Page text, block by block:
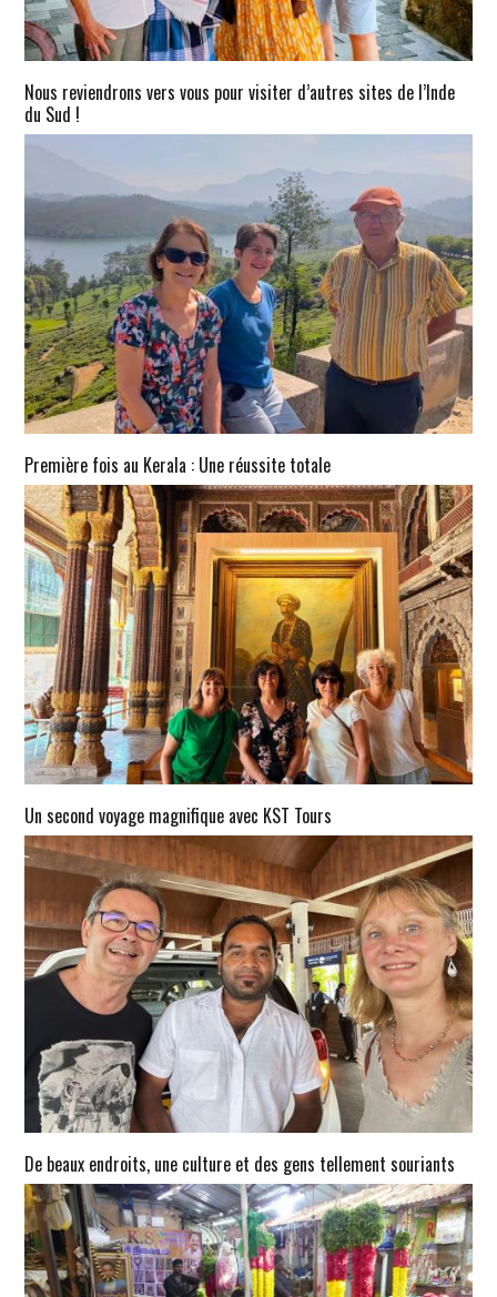
Nous reviendrons vers vous pour visiter d’autres sites de l’Inde
du Sud !
Première fois au Kerala : Une réussite totale
Un second voyage magnifique avec KST Tours
De beaux endroits, une culture et des gens tellement souriants